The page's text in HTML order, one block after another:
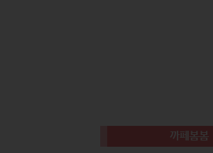
까페봄봄